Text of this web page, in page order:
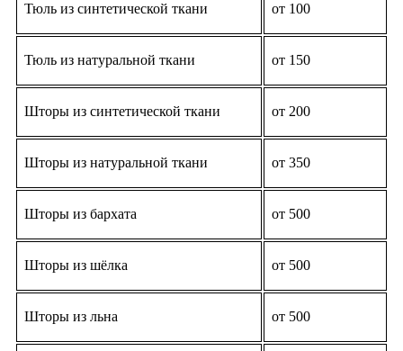
Тюль из синтетической ткани от 100
Тюль из натуральной ткани от 150
Шторы из синтетической ткани от 200
Шторы из натуральной ткани от 350
Шторы из бархата от 500
Шторы из шёлка от 500
Шторы из льна от 500